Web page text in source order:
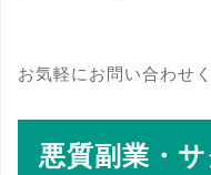
お気軽にお問い合わせ
悪質副業・